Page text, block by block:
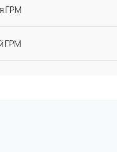
ГРМ
ГРМ